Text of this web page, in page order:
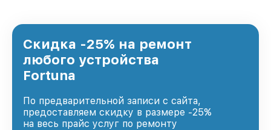
Скидка -25% на ремонт
любого устройства
Fortuna
По предварительной записи с сайта,
предоставляем скидку в размере -25%
на весь прайс услуг по ремонту